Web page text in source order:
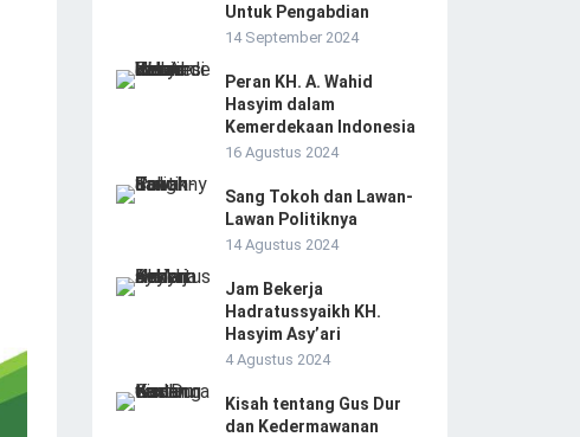
Untuk Pengabdian
14 September 2024
Peran KH. A. Wahid
Hasyim dalam
Kemerdekaan Indonesia
16 Agustus 2024
Sang Tokoh dan Lawan-
Lawan Politiknya
14 Agustus 2024
Jam Bekerja
Hadratussyaikh KH.
Hasyim Asy’ari
4 Agustus 2024
Kisah tentang Gus Dur
dan Kedermawanan